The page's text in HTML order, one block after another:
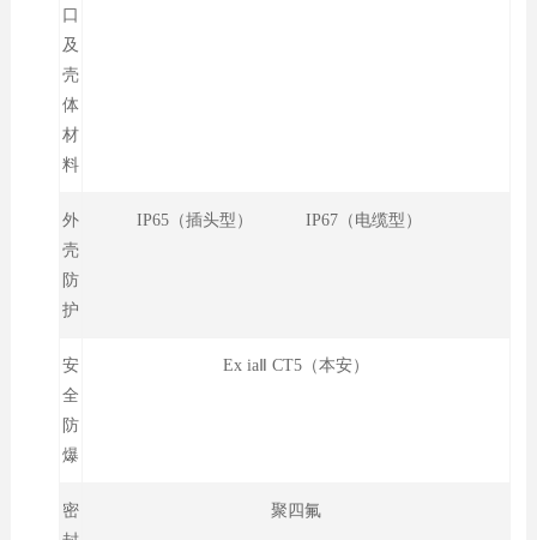
口
及
壳
体
材
料
外
壳
防
护
IP65（插头型） IP67（电缆型）
安
全
防
爆
Ex iaⅡ CT5（本安）
密
聚四氟